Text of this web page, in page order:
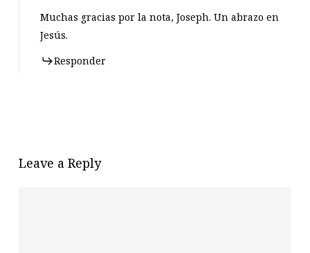
Muchas gracias por la nota, Joseph. Un abrazo en
Jesús.
Responder
Leave a Reply